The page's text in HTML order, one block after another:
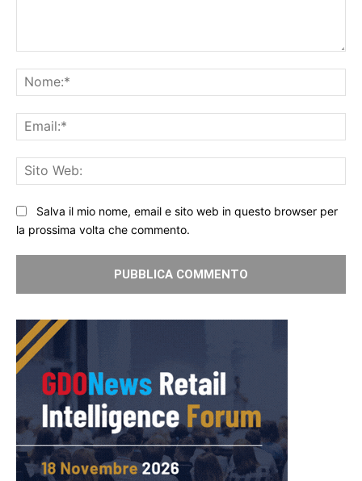
Salva il mio nome, email e sito web in questo browser per
la prossima volta che commento.